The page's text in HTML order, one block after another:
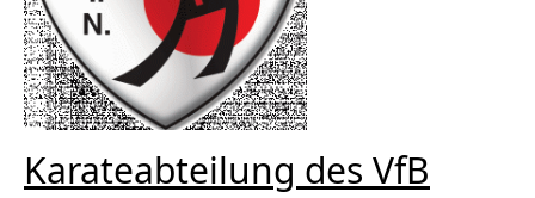
Karateabteilung des VfB